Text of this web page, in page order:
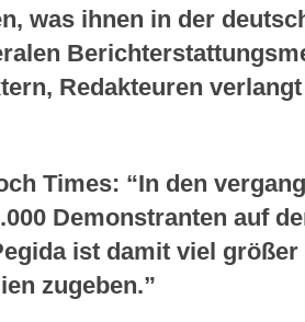
was ihnen in der
Redakteuren
Times: “In den
Demonstranten auf
ist damit viel
zugeben.”